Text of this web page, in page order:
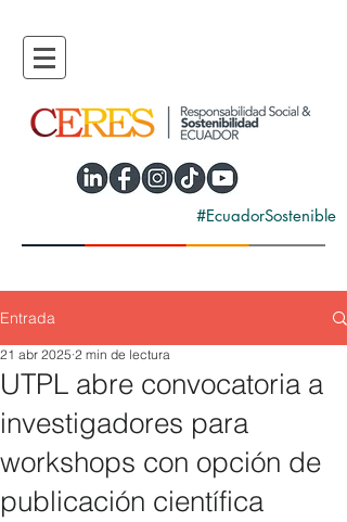
#EcuadorSostenible
Entrada
UTPL abre convocatoria a
investigadores para
workshops con opción de
publicación científica
21 abr 2025 2 min de lectura